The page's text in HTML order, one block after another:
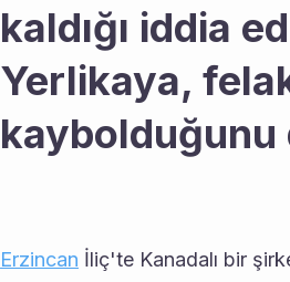
kaldığı iddia
Yerlikaya,
kaybolduğunu
Erzincan İliç'te Kanadalı bir